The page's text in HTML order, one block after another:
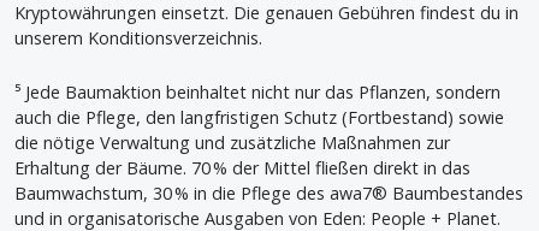
Kryptowährungen einsetzt. Die genauen Gebühren findest du in
unserem Konditionsverzeichnis.
⁵ Jede Baumaktion beinhaltet nicht nur das Pflanzen, sondern
auch die Pflege, den langfristigen Schutz (Fortbestand) sowie
die nötige Verwaltung und zusätzliche Maßnahmen zur
Erhaltung der Bäume. 70 % der Mittel fließen direkt in das
Baumwachstum, 30 % in die Pflege des awa7® Baumbestandes
und in organisatorische Ausgaben von Eden: People + Planet.